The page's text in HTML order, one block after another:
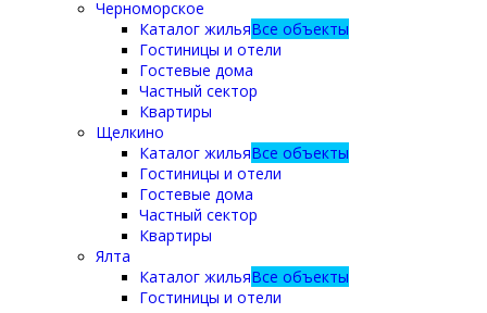
Черноморское
Каталог жильяВсе объекты
Гостиницы и отели
Гостевые дома
Частный сектор
Квартиры
Щелкино
Каталог жильяВсе объекты
Гостиницы и отели
Гостевые дома
Частный сектор
Квартиры
Ялта
Каталог жильяВсе объекты
Гостиницы и отели